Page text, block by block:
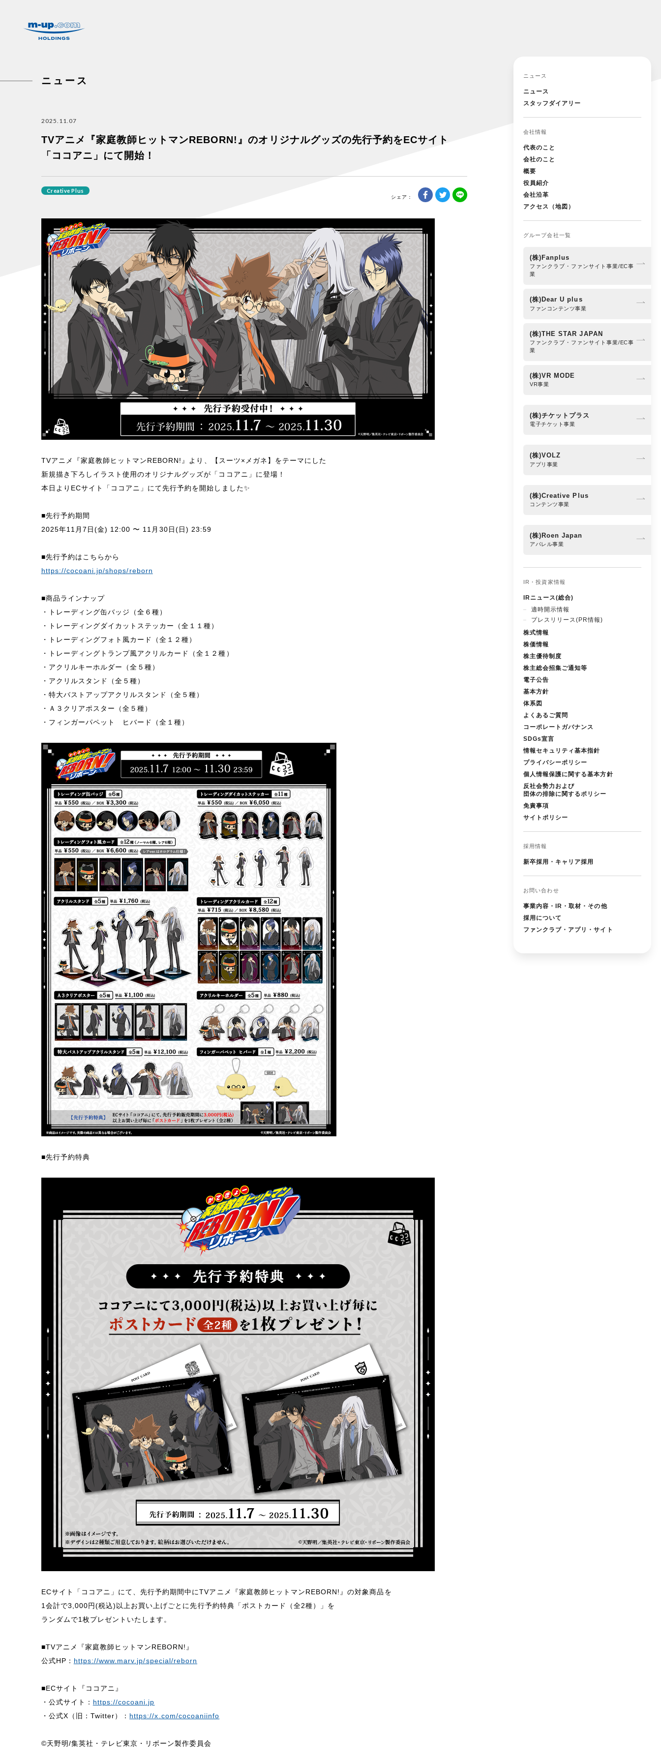
ニュース
2025.11.07
TVアニメ『家庭教師ヒットマンREBORN!』のオリジナルグッズの先行予約をECサイト
「ココアニ」にて開始！
Creative Plus
TVアニメ『家庭教師ヒットマンREBORN!』より、【スーツ×メガネ】をテーマにした
新規描き下ろしイラスト使用のオリジナルグッズが「ココアニ」に登場！
本日よりECサイト「ココアニ」にて先行予約を開始しました✨
■先行予約期間
2025年11月7日(金) 12:00 〜 11月30日(日) 23:59
■先行予約はこちらから
https://cocoani.jp/shops/reborn
■商品ラインナップ
・トレーディング缶バッジ（全６種）
・トレーディングダイカットステッカー（全１１種）
・トレーディングフォト風カード（全１２種）
・トレーディングトランプ風アクリルカード（全１２種）
・アクリルキーホルダー（全５種）
・アクリルスタンド（全５種）
・特大バストアップアクリルスタンド（全５種）
・Ａ３クリアポスター（全５種）
・フィンガーパペット ヒバード（全１種）
■先行予約特典
ECサイト「ココアニ」にて、先行予約期間中にTVアニメ『家庭教師ヒットマンREBORN!』の対象商品を
1会計で3,000円(税込)以上お買い上げごとに先行予約特典「ポストカード（全2種）」を
ランダムで1枚プレゼントいたします。
■TVアニメ『家庭教師ヒットマンREBORN!』
公式HP： https://www.marv.jp/special/reborn
■ECサイト『ココアニ』
・公式サイト： https://cocoani.jp
・公式X（旧：Twitter）： https://x.com/cocoaniinfo
©天野明/集英社・テレビ東京・リボーン製作委員会
ニュース
ニュース
スタッフダイアリー
会社情報
代表のこと
会社のこと
概要
役員紹介
会社沿革
アクセス（地図）
グループ会社一覧
(株)Fanplus
ファンクラブ・ファンサイト事業/EC事
業
(株)Dear U plus
ファンコンテンツ事業
(株)THE STAR JAPAN
ファンクラブ・ファンサイト事業/EC事
業
(株)VR MODE
VR事業
(株)チケットプラス
電子チケット事業
(株)VOLZ
アプリ事業
(株)Creative Plus
コンテンツ事業
(株)Roen Japan
アパレル事業
IR・投資家情報
IRニュース(総合)
適時開示情報
プレスリリース(PR情報)
株式情報
株価情報
株主優待制度
株主総会招集ご通知等
電子公告
基本方針
体系図
よくあるご質問
コーポレートガバナンス
SDGs宣言
情報セキュリティ基本指針
プライバシーポリシー
個人情報保護に関する基本方針
反社会勢力および
団体の排除に関するポリシー
免責事項
サイトポリシー
採用情報
新卒採用・キャリア採用
お問い合わせ
事業内容・IR・取材・その他
採用について
ファンクラブ・アプリ・サイト